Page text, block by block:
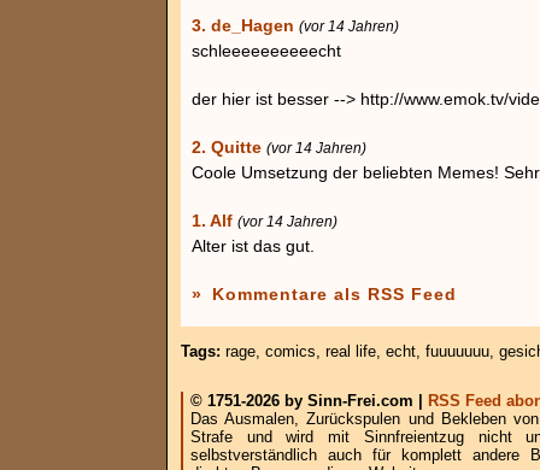
3. de_Hagen (vor 14 Jahren)
schleeeeeeeeeecht
der hier ist besser --> http://www.emok.tv/
2. Quitte (vor 14 Jahren)
Coole Umsetzung der beliebten Memes!
1. Alf (vor 14 Jahren)
Alter ist das gut.
» Kommentare als RSS Feed
Tags: rage, comics, real life, echt, fuuuuuuu,
© 1751-2026 by Sinn-Frei.com |
RSS Feed
Das Ausmalen, Zurückspulen und Bekleben
Strafe und wird mit Sinnfreientzug nicht
selbstverständlich auch für komplett andere